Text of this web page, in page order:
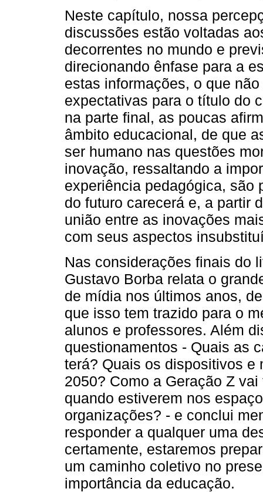
Neste capítulo, nossa
discussões estão voltadas
decorrentes no mundo e
direcionando ênfase para a
estas informações, o que
expectativas para o título do
na parte final, as poucas
âmbito educacional, de que
ser humano nas questões
inovação, ressaltando a
experiência pedagógica, são
do futuro carecerá e, a partir
união entre as inovações
com seus aspectos
Nas considerações finais do
Gustavo Borba relata o
de mídia nos últimos anos,
que isso tem trazido para o
alunos e professores. Além
questionamentos - Quais as
terá? Quais os dispositivos e
2050? Como a Geração Z
quando estiverem nos
organizações? - e conclui
responder a qualquer uma
certamente, estaremos
um caminho coletivo no
importância da educação.